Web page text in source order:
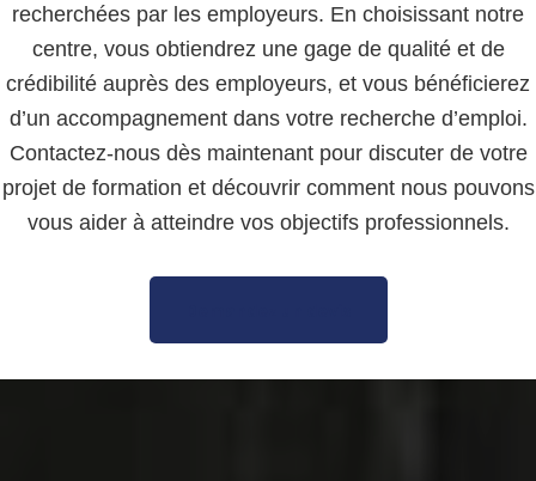
recherchées par les employeurs. En choisissant notre
centre, vous obtiendrez une gage de qualité et de
crédibilité auprès des employeurs, et vous bénéficierez
d’un accompagnement dans votre recherche d’emploi.
Contactez-nous dès maintenant pour discuter de votre
projet de formation et découvrir comment nous pouvons
vous aider à atteindre vos objectifs professionnels.